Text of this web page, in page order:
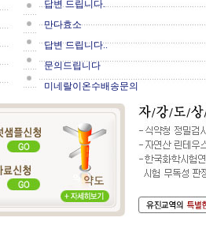
답변 드립니다.
만다효소
답변 드립니다..
문의드립니다
미네랄이온수배송문의